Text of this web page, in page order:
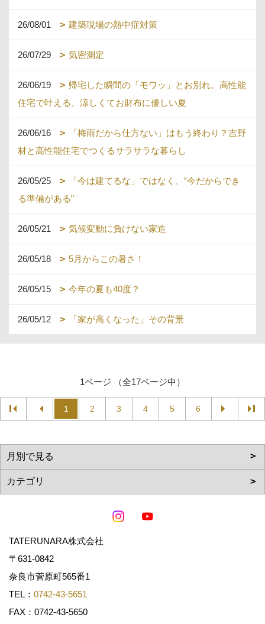
26/08/01 建築現場の熱中症対策
26/07/29 気密測定
26/06/19
帰宅した瞬間の「モワッ」とお別れ。高性能
住宅で叶える、涼しくてお財布に優しい夏
26/06/16
「梅雨だから仕方ない」はもう終わり？吉野
材と高性能住宅でつくるサラサラな暮らし
26/05/25
「今は建てるな」ではなく、”今だからでき
る準備がある”
26/05/21 気候変動に負けない家造
26/05/18 5月からこの暑さ！
26/05/15 今年の夏も40度？
26/05/12 「家が高くなった」その背景
1ページ （全17ページ中）
1 2 3 4 5 6
TATERUNARA株式会社
〒631-0842
奈良市菅原町565番1
TEL： 0742-43-5651
FAX：0742-43-5650